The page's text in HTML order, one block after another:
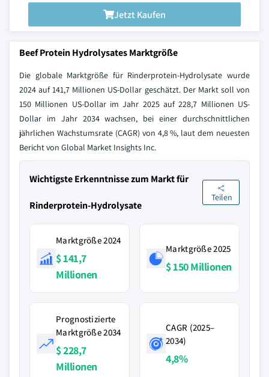
Jetzt Kaufen
Beef Protein Hydrolysates Marktgröße
Die globale Marktgröße für Rinderprotein-Hydrolysate wurde
2024 auf 141,7 Millionen US-Dollar geschätzt. Der Markt soll von
150 Millionen US-Dollar im Jahr 2025 auf 228,7 Millionen US-
Dollar im Jahr 2034 wachsen, bei einer durchschnittlichen
jährlichen Wachstumsrate (CAGR) von 4,8 %, laut dem neuesten
Bericht von Global Market Insights Inc.
Wichtigste Erkenntnisse zum Markt für
Rinderprotein-Hydrolysate
Teilen
Marktgröße 2024
$ 141,7
Millionen
Marktgröße 2025
$ 150 Millionen
Prognostizierte
Marktgröße 2034
$ 228,7
Millionen
CAGR (2025–
2034)
4,8%